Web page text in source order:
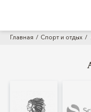
Главная Спорт и отдых